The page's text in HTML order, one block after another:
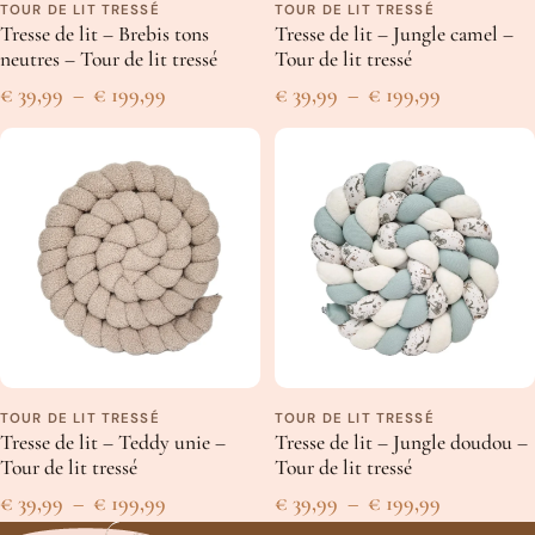
Tissu de coton respirant certifié Oeko-Tex
Rembourrage coton PP respirant certifié Oeko-Tex
de hauteur
Disponible en plusieurs tailles
Fabriqué en Belgique
Comme nos créations sont faites à la main, les dimensions
peuvent varier légèrement.
Nos tresses sont lavables en machine à basse température ,
tours/minute maximum
qu’elles ne s’abîment en machine.
TOUR DE LIT TRESSÉ
Tresse de lit – Brebis tons
neutres – Tour de lit tressé
€ 39,99 – € 199,99
de
prix :
€ 39,99
à
€ 199,99
TOUR DE LIT TRESSÉ
Tresse de lit – Jungle camel –
Tour de lit tressé
€ 39,99 – € 199,99
de
prix :
€ 39,99
à
€ 199,99
TOUR DE LIT TRESSÉ
Tresse de lit – Teddy unie –
Tour de lit tressé
€ 39,99 – € 199,99
TOUR DE LIT TRESSÉ
Tresse de lit – Jungle doudou –
Tour de lit tressé
€ 39,99 – € 199,99